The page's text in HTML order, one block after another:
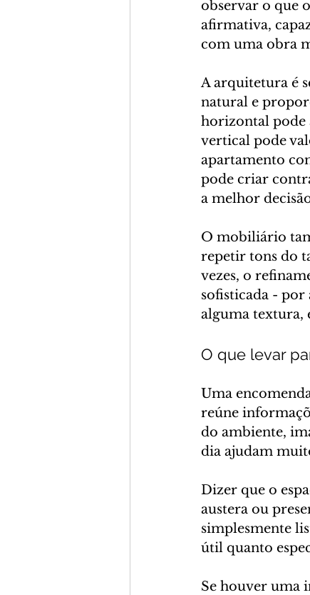
observar o que
afirmativa,
com uma obra
A arquitetura é
natural e
horizontal pode
vertical pode
apartamento
pode criar
a melhor
O mobiliário
repetir tons do
vezes, o
sofisticada -
alguma textura,
O que levar
Uma
reúne
do ambiente,
dia ajudam
Dizer que o
austera ou
simplesmente
útil quanto
Se houver uma